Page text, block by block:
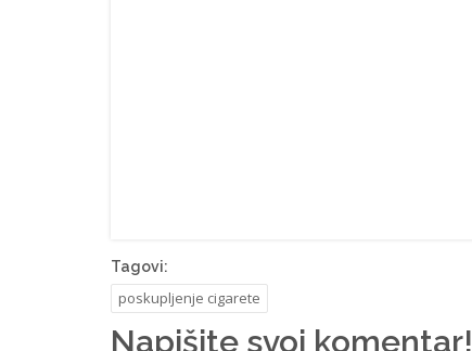
Tagovi:
poskupljenje cigarete
Napišite svoj komentar!